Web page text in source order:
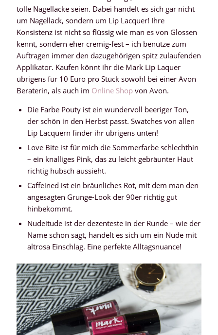
tolle Nagellacke seien. Dabei handelt es sich gar nicht
um Nagellack, sondern um Lip Lacquer! Ihre
Konsistenz ist nicht so flüssig wie man es von Glossen
kennt, sondern eher cremig-fest – ich benutze zum
Auftragen immer den dazugehörigen spitz zulaufenden
Applikator. Kaufen könnt ihr die Mark Lip Laquer
übrigens für 10 Euro pro Stück sowohl bei einer Avon
Beraterin, als auch im Online Shopvon Avon.
Die Farbe Pouty ist ein wundervoll beeriger Ton,
der schön in den Herbst passt. Swatches von allen
Lip Lacquern finder ihr übrigens unten!
Love Bite ist für mich die Sommerfarbe schlechthin
– ein knalliges Pink, das zu leicht gebräunter Haut
richtig hübsch aussieht.
Caffeined ist ein bräunliches Rot, mit dem man den
angesagten Grunge-Look der 90er richtig gut
hinbekommt.
Nudeitude ist der dezenteste in der Runde – wie der
Name schon sagt, handelt es sich um ein Nude mit
altrosa Einschlag. Eine perfekte Alltagsnuance!